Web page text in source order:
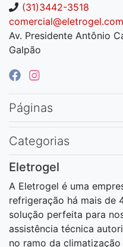
(31)3442-3518
Av. Presidente Antônio
Galpão
Páginas
Categorias
Eletrogel
A Eletrogel é uma
refrigeração há mais de
solução perfeita para
assistência técnica
no ramo da